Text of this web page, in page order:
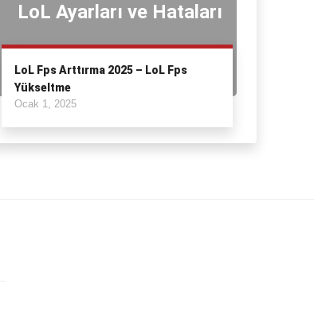
LoL Ayarları ve Hataları
LoL Fps Arttırma 2025 – LoL Fps
Yükseltme
Ocak 1, 2025